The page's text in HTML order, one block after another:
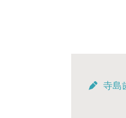
寺島